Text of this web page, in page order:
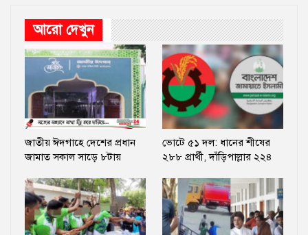
আরো দেখুন
জাতীয় ঈদগাহে দেশের প্রধান
জামাত সকাল সাড়ে ৮টায়
ভোটে ৫১ দল: ধানের শীষের
২৮৮ প্রার্থী, দাঁড়িপাল্লার ২২৪